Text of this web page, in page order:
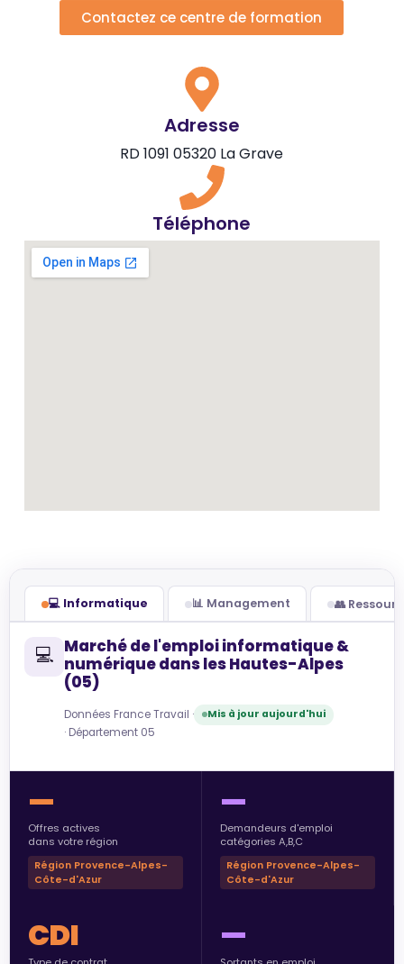
Contactez ce centre de formation
Adresse
RD 1091 05320 La Grave
Téléphone
💻 Informatique 📊 Management 👥
💻 Marché de l'emploi informatique &
numérique dans les Hautes-Alpes
(05)
Données France Travail · Mis à jour aujourd'hui
· Département 05
—
Offres actives
dans votre région
Région Provence-Alpes-
Côte-d'Azur
—
Demandeurs d'emploi
catégories A,B,C
Région Provence-Alpes-
Côte-d'Azur
CDI —